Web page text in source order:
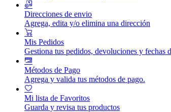
Direcciones de envio
Agrega, edita y/o elimina una dirección
Mis Pedidos
Gestiona tus pedidos, devoluciones y fechas
Métodos de Pago
Agrega y valida tus métodos de pago.
Mi lista de Favoritos
Guarda y revisa tus productos